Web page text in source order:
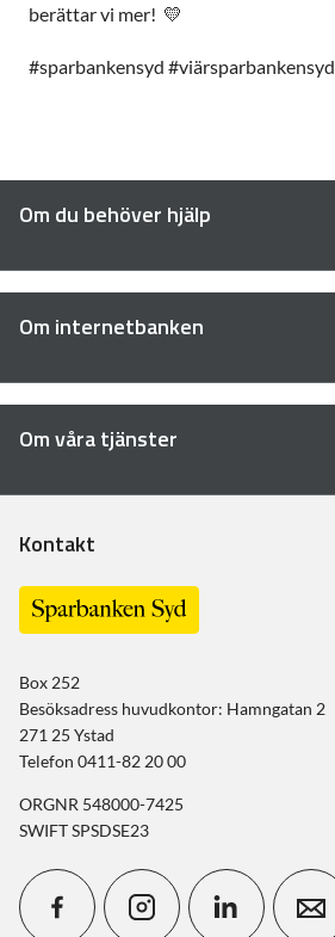
berättar vi mer! 💛
#sparbankensyd #viärsparbankensyd
Om du behöver hjälp
Om internetbanken
Om våra tjänster
Kontakt
Box 252
Besöksadress huvudkontor: Hamngatan 2
271 25 Ystad
Telefon 0411-82 20 00
ORGNR 548000-7425
SWIFT SPSDSE23